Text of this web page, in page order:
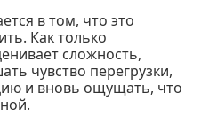
в том, что это
Как только
сложность,
чувство перегрузки,
и вновь ощущать, что